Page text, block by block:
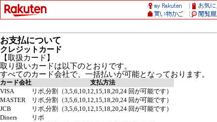
お支払について
クレジットカード
【取扱カード】
取り扱いカードは以下のとおりです。
すべてのカード会社で、一括払いが可能となっております。
カード会社
支払方法
VISA
リボ,分割（3,5,6,10,12,15,18,20,24 回が可能です）
MASTER
リボ,分割（3,5,6,10,12,15,18,20,24 回が可能です）
JCB
リボ,分割（3,5,6,10,12,15,18,20,24 回が可能です）
Diners
リボ